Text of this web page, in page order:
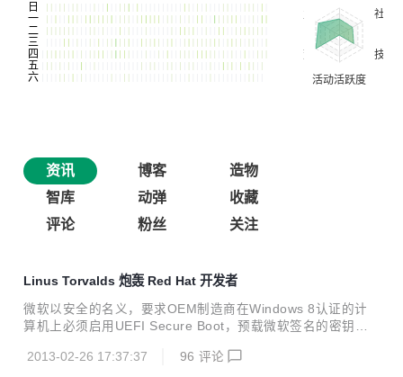
资讯 博客
造物
智库
动弹
收藏
评论
粉丝 关注
Linus Torvalds 炮轰 Red Hat 开发者
微软以安全的名义，要求OEM制造商在Windows 8认证的计
算机上必须启用UEFI Secure Boot，预载微软签名的密钥，
有微软的签名将不能运行在Windows 8认证机器上（除非关闭
2013-02-26 17:37:37 96 评论